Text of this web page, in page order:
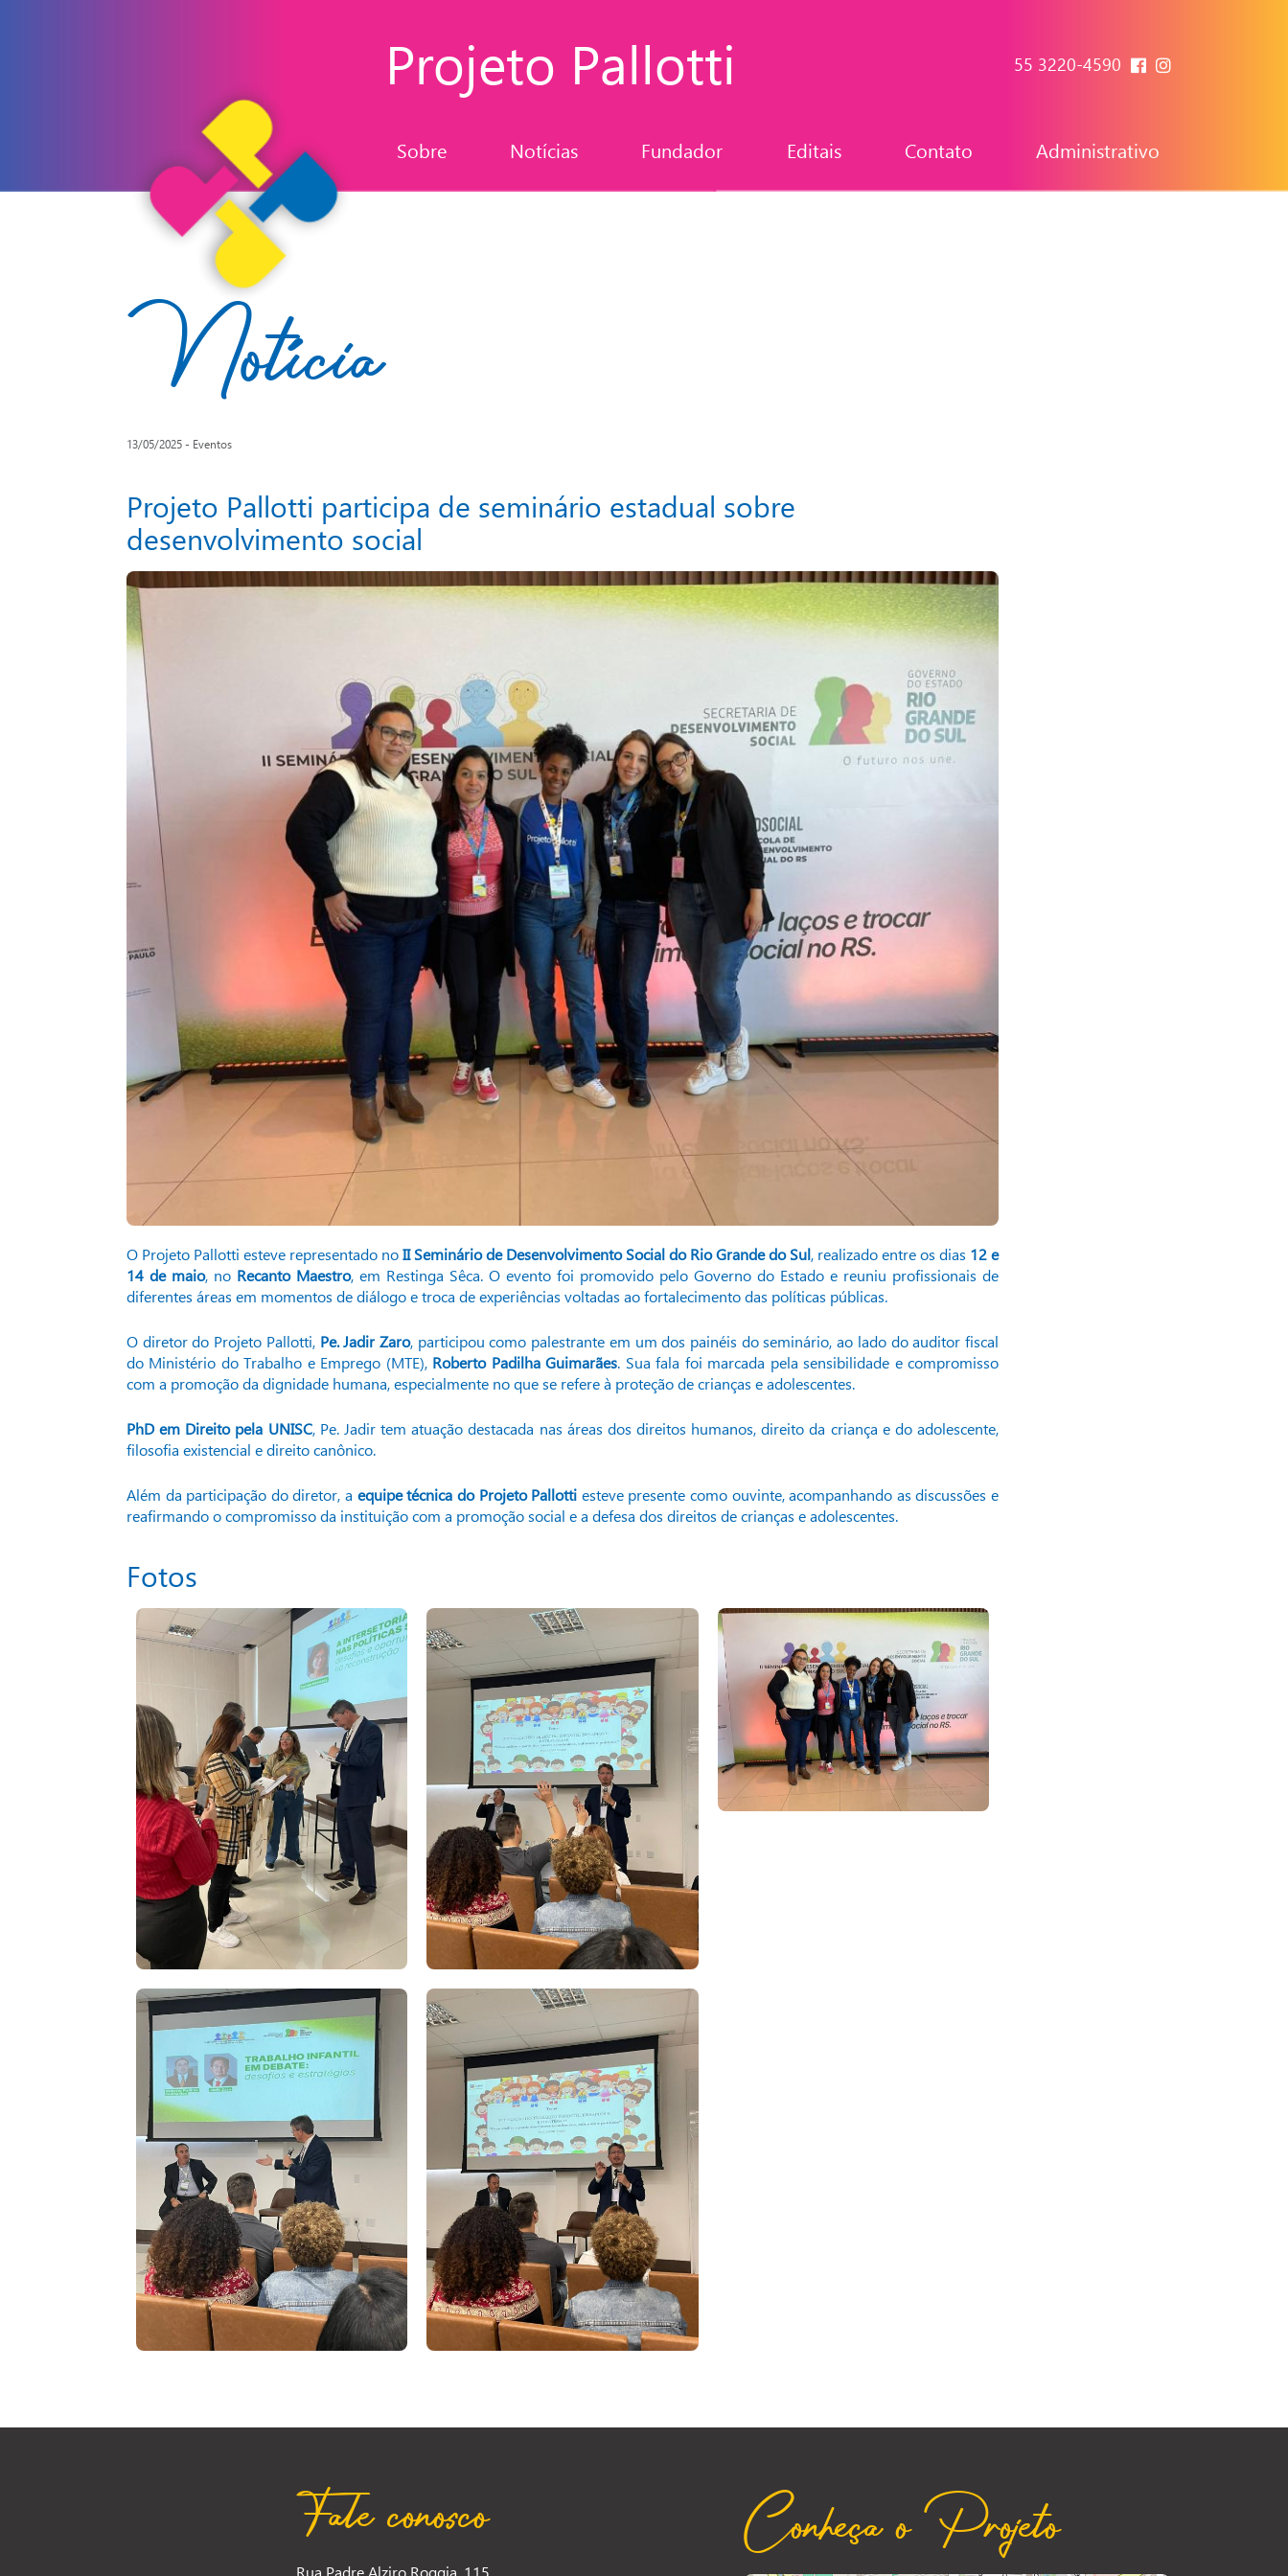
Projeto Pallotti 55 3220-4590
Sobre Notícias Fundador Editais Contato Administrativo
Notícia
13/05/2025 - Eventos
Projeto Pallotti participa de seminário estadual sobre
desenvolvimento social
O Projeto Pallotti esteve representado no II Seminário de Desenvolvimento Social do Rio Grande do Sul, realizado entre os dias 12 e
14 de maio, no Recanto Maestro, em Restinga Sêca. O evento foi promovido pelo Governo do Estado e reuniu profissionais de
diferentes áreas em momentos de diálogo e troca de experiências voltadas ao fortalecimento das políticas públicas.
O diretor do Projeto Pallotti, Pe. Jadir Zaro, participou como palestrante em um dos painéis do seminário, ao lado do auditor fiscal
do Ministério do Trabalho e Emprego (MTE), Roberto Padilha Guimarães. Sua fala foi marcada pela sensibilidade e compromisso
com a promoção da dignidade humana, especialmente no que se refere à proteção de crianças e adolescentes.
PhD em Direito pela UNISC, Pe. Jadir tem atuação destacada nas áreas dos direitos humanos, direito da criança e do adolescente,
filosofia existencial e direito canônico.
Além da participação do diretor, a equipe técnica do Projeto Pallotti esteve presente como ouvinte, acompanhando as discussões e
reafirmando o compromisso da instituição com a promoção social e a defesa dos direitos de crianças e adolescentes.
Fotos
Fale conosco
Rua Padre Alziro Roggia, 115
Conheça o Projeto